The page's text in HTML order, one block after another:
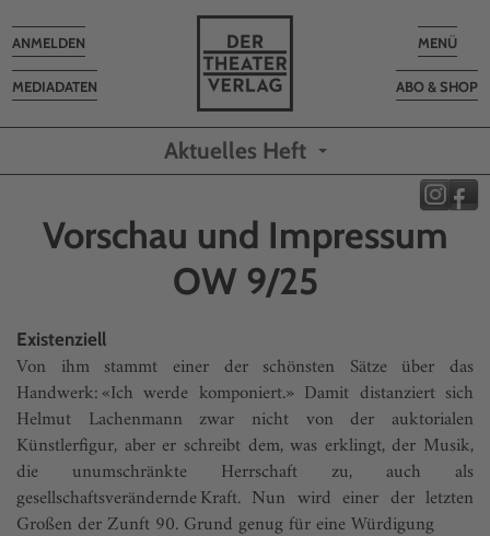
Toggle
MENÜ
ABO & SHOP
MEDIADATEN
Toggle
navigation
ANMELDEN
Aktuelles Heft
Vorschau und Impressum
OW 9/25
Existenziell
Von ihm stammt einer der schönsten Sätze über das
Handwerk: «Ich werde komponiert.» Damit distanziert sich
Helmut Lachenmann zwar nicht von der auktorialen
Künstlerfigur, aber er schreibt dem, was erklingt, der Musik,
die unumschränkte Herrschaft zu, auch als
gesellschaftsverändernde Kraft. Nun wird einer der letzten
Großen der Zunft 90. Grund genug für eine Würdigung